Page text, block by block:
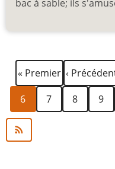
bac à sable; ils
Pagination
Première
page
« Premier
Page
‹
Page
courante
6 Page
7 Page
8 Page
9